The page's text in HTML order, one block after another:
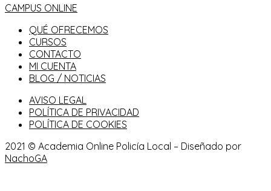
CAMPUS ONLINE
QUÉ OFRECEMOS
CURSOS
CONTACTO
MI CUENTA
BLOG / NOTICIAS
AVISO LEGAL
POLÍTICA DE PRIVACIDAD
POLÍTICA DE COOKIES
2021 © Academia Online Policía Local – Diseñado por
NachoGA